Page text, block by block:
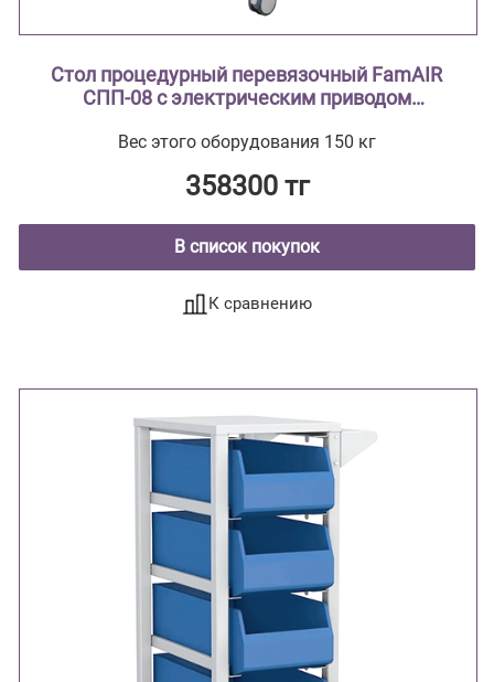
Стол процедурный перевязочный FamAIR
СПП-08 с электрическим приводом
Вес этого оборудования 150 кг
358300 тг
В список покупок
К сравнению